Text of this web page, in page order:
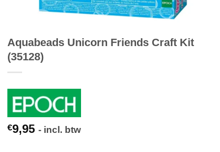
Aquabeads Unicorn Friends Craft Kit
(35128)
€9,95 - incl. btw